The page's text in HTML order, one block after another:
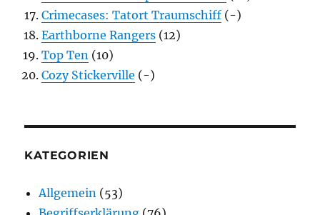
Crimecases: Tatort Traumschiff (-)
Earthborne Rangers (12)
Top Ten (10)
Cozy Stickerville (-)
KATEGORIEN
Allgemein (53)